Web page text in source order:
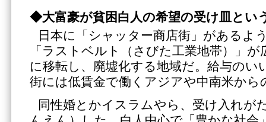
◆大富豪が貧困白人の希望の受け皿とい
日本に「シャッター商店街」があるよ
「ラストベルト（さびた工業地帯）」
に移転し、廃墟化する地域だ。給与のい
街には低賃金で働くアジアや中南米から
同性婚とかイスラムやら、受け入れが